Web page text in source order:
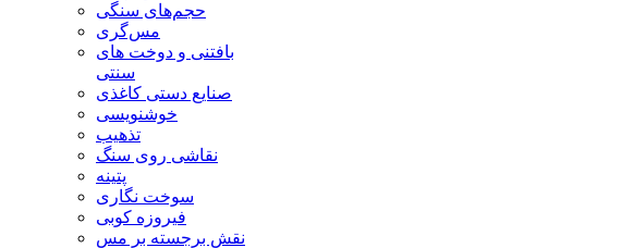
حجم‌های سنگی
مس‌گری
بافتنی‌ و دوخت های
سنتی
صنایع دستی کاغذی
خوشنویسی
تذهیب
نقاشی روی سنگ
پتینه
سوخت نگاری
فیروزه کوبی
نقش برجسته بر مس